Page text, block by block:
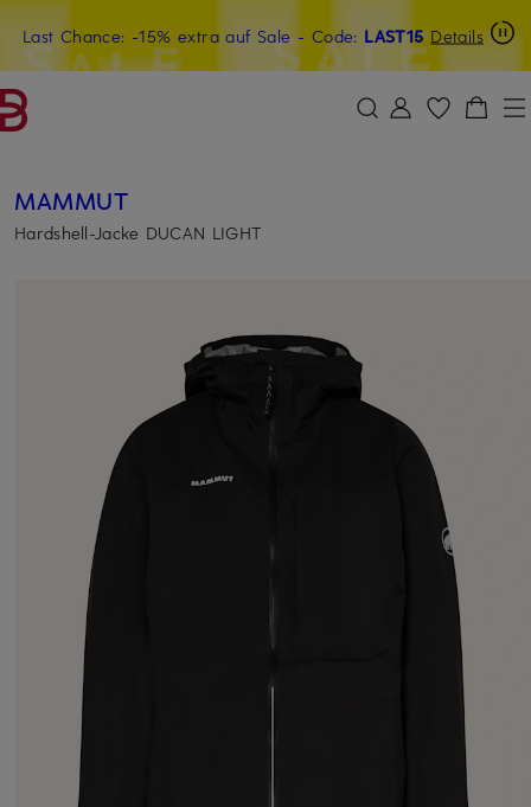
ZUM HAUPTINHALT ÜBERSPRINGEN ZUM SUCHFELD ÜBERSPRINGEN
Last Chance: -15% extra auf Sale- Code: LAST15 Details
20€-Willkommensgutschein mit Beyond sichern
MAMMUT
Hardshell-Jacke DUCAN LIGHT